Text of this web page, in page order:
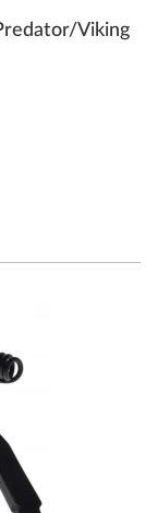
Viking